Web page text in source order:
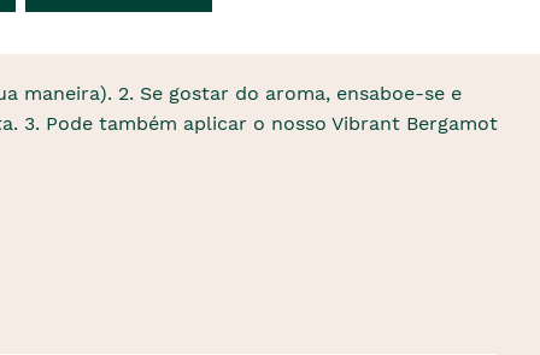
maneira). 2. Se gostar do aroma, ensaboe-se e
3. Pode também aplicar o nosso Vibrant Bergamot